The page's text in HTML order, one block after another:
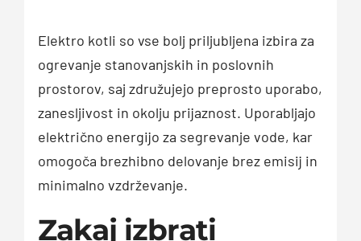
Elektro kotli so vse bolj priljubljena izbira za
ogrevanje stanovanjskih in poslovnih
prostorov, saj združujejo preprosto uporabo,
zanesljivost in okolju prijaznost. Uporabljajo
električno energijo za segrevanje vode, kar
omogoča brezhibno delovanje brez emisij in
minimalno vzdrževanje.
Zakaj izbrati